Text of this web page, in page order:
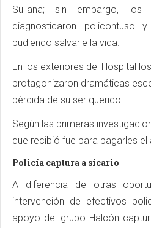
Sullana; sin embargo,
diagnosticaron policontuso
pudiendo salvarle la vida.
En los exteriores del Hospital
protagonizaron dramáticas
pérdida de su ser querido.
Según las primeras
que recibió fue para pagarles el
Policía captura a sicario
A diferencia de otras
intervención de efectivos
apoyo del grupo Halcón